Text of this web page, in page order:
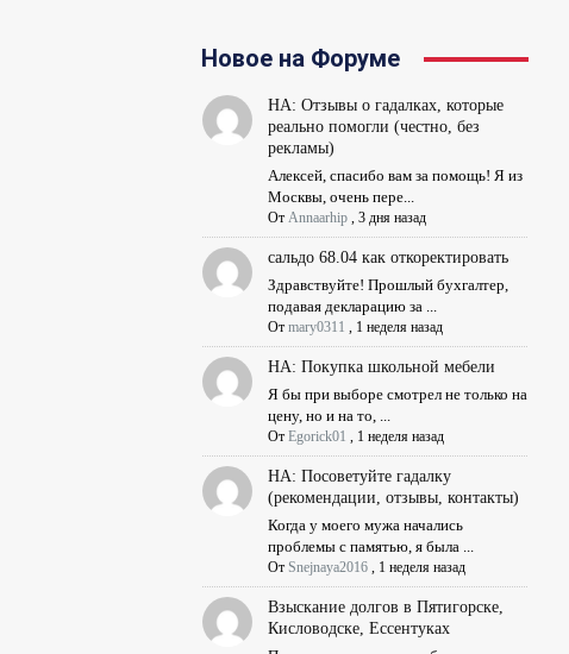
Новое на Форуме
НА: Отзывы о гадалках, которые
реально помогли (честно, без
рекламы)
Алексей, спасибо вам за помощь! Я из
Москвы, очень пере...
От Annaarhip, 3 дня назад
сальдо 68.04 как откоректировать
Здравствуйте! Прошлый бухгалтер,
подавая декларацию за ...
От mary0311 , 1 неделя назад
НА: Покупка школьной мебели
Я бы при выборе смотрел не только на
цену, но и на то, ...
От Egorick01 , 1 неделя назад
НА: Посоветуйте гадалку
(рекомендации, отзывы, контакты)
Когда у моего мужа начались
проблемы с памятью, я была ...
От Snejnaya2016, 1 неделя назад
Взыскание долгов в Пятигорске,
Кисловодске, Ессентуках